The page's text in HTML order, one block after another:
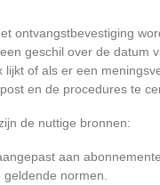
ontvangstbevestiging
geschil over de datum
of als er een
en de procedures te
de nuttige bronnen:
aan
normen.